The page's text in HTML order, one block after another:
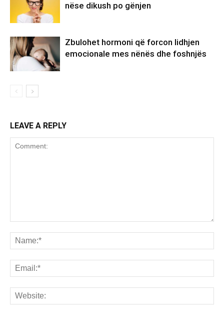
nëse dikush po gënjen
Zbulohet hormoni që forcon lidhjen
emocionale mes nënës dhe foshnjës
LEAVE A REPLY